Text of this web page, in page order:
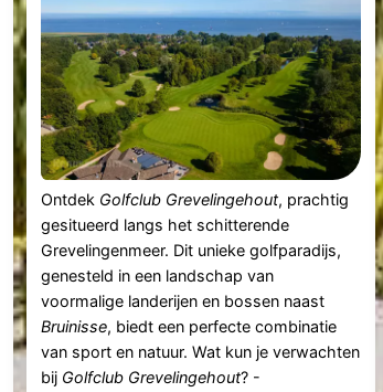
Ontdek Golfclub Grevelingehout, prachtig
gesitueerd langs het schitterende
Grevelingenmeer. Dit unieke golfparadijs,
genesteld in een landschap van
voormalige landerijen en bossen naast
Bruinisse, biedt een perfecte combinatie
van sport en natuur. Wat kun je verwachten
bij Golfclub Grevelingehout? -